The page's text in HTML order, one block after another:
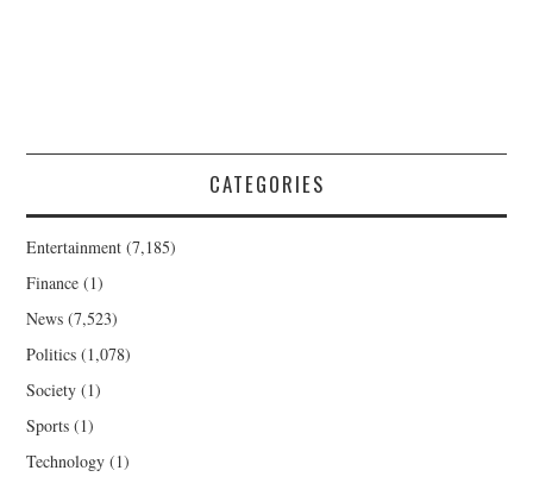
CATEGORIES
Entertainment (7,185)
Finance (1)
News (7,523)
Politics (1,078)
Society (1)
Sports (1)
Technology (1)